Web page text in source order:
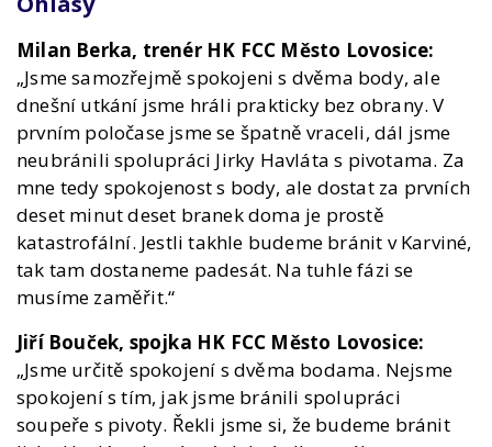
Milan Berka, trenér HK FCC Město Lovosice:
„Jsme samozřejmě spokojeni s dvěma body, ale
dnešní utkání jsme hráli prakticky bez obrany. V
prvním poločase jsme se špatně vraceli, dál jsme
neubránili spolupráci Jirky Havláta s pivotama. Za
mne tedy spokojenost s body, ale dostat za prvních
deset minut deset branek doma je prostě
katastrofální. Jestli takhle budeme bránit v Karviné,
tak tam dostaneme padesát. Na tuhle fázi se
musíme zaměřit.“
Jiří Bouček, spojka HK FCC Město Lovosice:
„Jsme určitě spokojení s dvěma bodama. Nejsme
spokojení s tím, jak jsme bránili spolupráci
soupeře s pivoty. Řekli jsme si, že budeme bránit